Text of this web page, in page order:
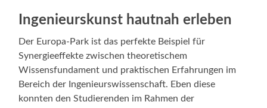
Ingenieurskunst hautnah erleben
Der Europa-Park ist das perfekte Beispiel für
Synergieeffekte zwischen theoretischem
Wissensfundament und praktischen Erfahrungen im
Bereich der Ingenieurswissenschaft. Eben diese
konnten den Studierenden im Rahmen der